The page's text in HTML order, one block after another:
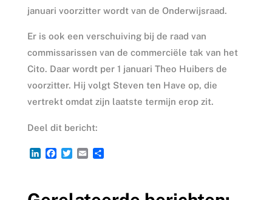
januari voorzitter wordt van de Onderwijsraad.
Er is ook een verschuiving bij de raad van
commissarissen van de commerciële tak van het
Cito. Daar wordt per 1 januari Theo Huibers de
voorzitter. Hij volgt Steven ten Have op, die
vertrekt omdat zijn laatste termijn erop zit.
Deel dit bericht:
L
e
F
b
T
t
E
l
D
n